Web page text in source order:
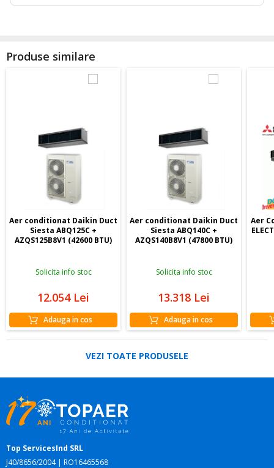
experiența și seriozitatea cu care își desfășoară activitatea.
viitor. Mulțumesc pentru colaborarea excelentă și pentru
Produse similare
Aer conditionat Daikin Duct
Siesta ABQ125C +
AZQS125B8V1 (42600 BTU)
Solicita info stoc
12.054 Lei
Adauga in cos
Aer conditionat Daikin Duct
Siesta ABQ140C +
AZQS140B8V1 (47800 BTU)
Solicita info stoc
13.318 Lei
Adauga in cos
Aer
VEZI TOATE PRODUSELE
Top ServicesInd SRL
J40/8656/2004 | RO16465568